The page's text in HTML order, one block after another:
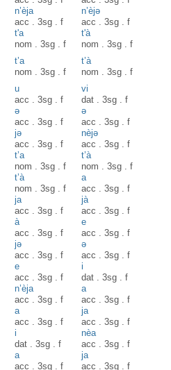
n’èja
acc .3sg .f
n’èjə
acc .3sg .f
t'a
nom .3sg .f
t'à
nom .3sg .f
t’a
nom .3sg .f
t’à
nom .3sg .f
u
acc .3sg .f
vi
dat .3sg .f
ə
acc .3sg .f
ə
acc .3sg .f
jə
acc .3sg .f
nèjə
acc .3sg .f
t’a
nom .3sg .f
t’à
nom .3sg .f
t’à
nom .3sg .f
a
acc .3sg .f
ja
acc .3sg .f
jà
acc .3sg .f
à
acc .3sg .f
e
acc .3sg .f
jə
acc .3sg .f
ə
acc .3sg .f
e
acc .3sg .f
i
dat .3sg .f
n’èja
acc .3sg .f
a
acc .3sg .f
a
acc .3sg .f
ja
acc .3sg .f
i
dat .3sg .f
nèa
acc .3sg .f
a
acc .3sg .f
ja
acc .3sg .f